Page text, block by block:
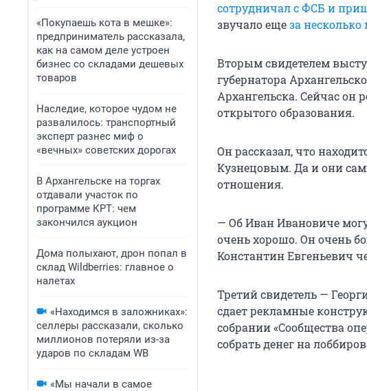
«Покупаешь кота в мешке»:
предприниматель рассказала,
как на самом деле устроен
бизнес со складами дешевых
товаров
Наследие, которое чудом не
развалилось: транспортный
эксперт разнес миф о
«вечных» советских дорогах
В Архангельске на торгах
отдавали участок по
программе КРТ: чем
закончился аукцион
Дома полыхают, дрон попал в
склад Wildberries: главное о
налетах
«Находимся в заложниках»:
селлеры рассказали, сколько
миллионов потеряли из-за
ударов по складам WB
«Мы начали в самое
сотрудничал с ФСБ и
звучало ещеза несколько
Вторым свидетелем
губернатора
Архангельска. Сейчас он
открытого образования.
Он рассказал, что
Кузнецовым. Да и они
отношения.
— Об Иван Ивановиче
очень хорошо. Он очень
Константин Евгеньевич
Третий свидетель —
сдает рекламные
собрании «Сообщества
собрать денег на